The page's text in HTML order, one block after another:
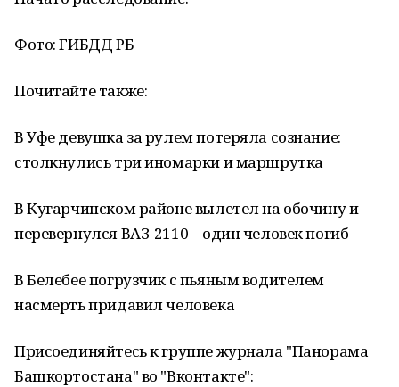
Фото: ГИБДД РБ
Почитайте также:
В Уфе девушка за рулем потеряла сознание:
столкнулись три иномарки и маршрутка
В Кугарчинском районе вылетел на обочину и
перевернулся ВАЗ-2110 – один человек погиб
В Белебее погрузчик с пьяным водителем
насмерть придавил человека
Присоединяйтесь к группе журнала "Панорама
Башкортостана" во "Вконтакте":